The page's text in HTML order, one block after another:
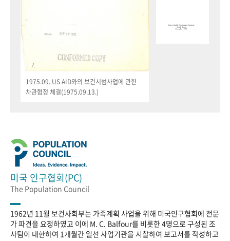
1975.09. US AID와의 보건시범사업에 관한
차관협정 체결(1975.09.13.)
미국 인구협회(PC)
The Population Council
1962년 11월 보건사회부는 가족계획 사업을 위해 미국인구협회에 전문
가 파견을 요청하였고 이에 M. C. Balfour를 비롯한 4명으로 구성된 조
사팀이 내한하여 1개월간 일선 사업기관을 시찰하여 보고서를 작성하고